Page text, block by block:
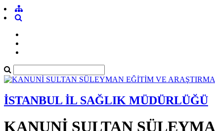
İSTANBUL İL SAĞLIK MÜDÜRLÜĞÜ
KANUNİ SULTAN